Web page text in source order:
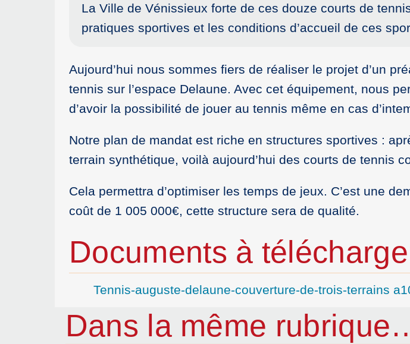
La Ville de Vénissieux forte de ces douze courts de
pratiques sportives et les conditions d’accueil de ces
Aujourd’hui nous sommes fiers de réaliser le projet d’un
tennis sur l’espace Delaune. Avec cet équipement, nous
d’avoir la possibilité de jouer au tennis même en cas
Notre plan de mandat est riche en structures sportives :
terrain synthétique, voilà aujourd’hui des courts de tennis
Cela permettra d’optimiser les temps de jeux. C’est une
coût de 1 005 000€, cette structure sera de qualité.
Documents à
Tennis-auguste-delaune-couverture-de-trois-terrains
Dans la même